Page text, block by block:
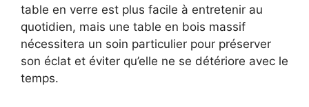
table en verre est plus facile à entretenir au
quotidien, mais une table en bois massif
nécessitera un soin particulier pour préserver
son éclat et éviter qu’elle ne se détériore avec le
temps.